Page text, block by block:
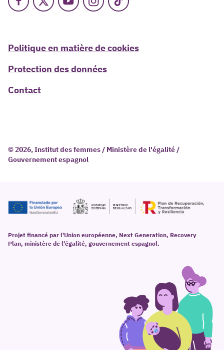
Facebook
X YoutubeInstagram
TikTok
Politique en matière de cookies
Protection des données
Contact
© 2026, Institut des femmes / Ministère de l'égalité /
Gouvernement espagnol
Projet financé par l'Union européenne, Next Generation, Recovery
Plan, ministère de l'égalité, gouvernement espagnol.